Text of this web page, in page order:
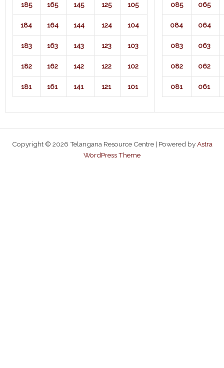
185 165 145 125 105
184 164 144 124 104
183 163 143 123 103
182 162 142 122 102
181 161 141 121 101
085 065
084 064
083 063
082 062
081 061
Copyright © 2026 Telangana Resource Centre | Powered byAstra
WordPress Theme